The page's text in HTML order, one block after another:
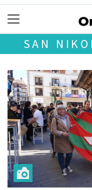
SAN